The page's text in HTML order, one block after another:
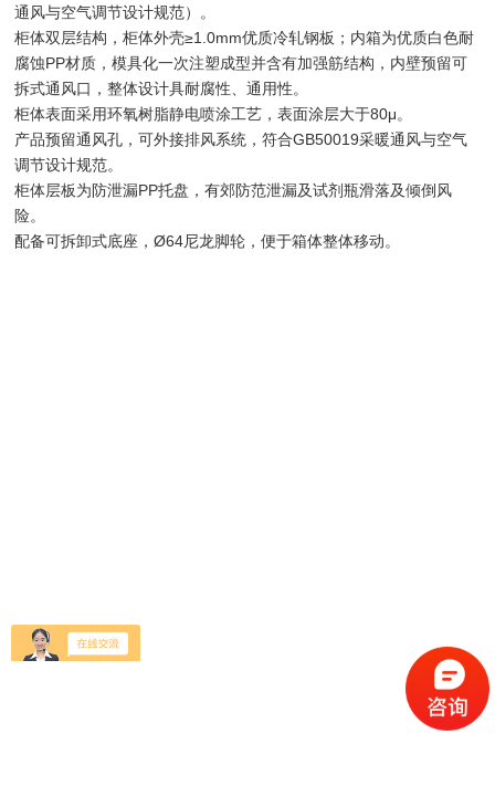
通风与空气调节设计规范）。
柜体双层结构，柜体外壳≥1.0mm优质冷轧钢板；内箱为优质白色耐
腐蚀PP材质，模具化一次注塑成型并含有加强筋结构，内壁预留可
拆式通风口，整体设计具耐腐性、通用性。
柜体表面采用环氧树脂静电喷涂工艺，表面涂层大于80μ。
产品预留通风孔，可外接排风系统，符合GB50019采暖通风与空气
调节设计规范。
柜体层板为防泄漏PP托盘，有郊防范泄漏及试剂瓶滑落及倾倒风
险。
配备可拆卸式底座，Ø64尼龙脚轮，便于箱体整体移动。